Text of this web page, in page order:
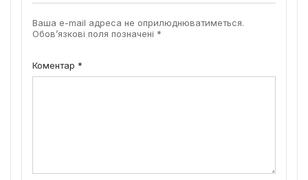
Ваша e-mail адреса не оприлюднюватиметься.
Обов’язкові поля позначені *
Коментар *